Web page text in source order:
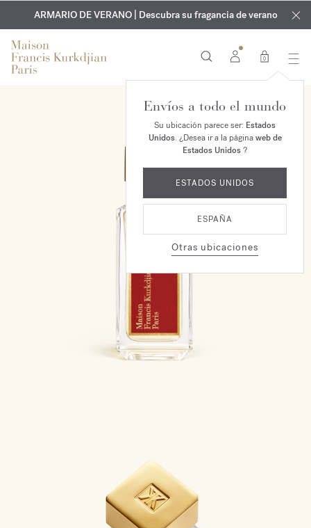
EXCLUSIVO | Descubra la nueva fragancia OUD
velvet mood
en su pedido*
GRABADO GRATUITO | En todas las fragancias y aceites
corporales hasta el 9 de agosto
ARMARIO DE VERANO | Descubra su fragancia de verano
0
Envíos a todo el mundo
Su ubicación parece ser: Estados
Unidos. ¿Desea ir a la páginaweb de
Estados Unidos?
ESTADOS UNIDOS
ESPAÑA
Otras ubicaciones